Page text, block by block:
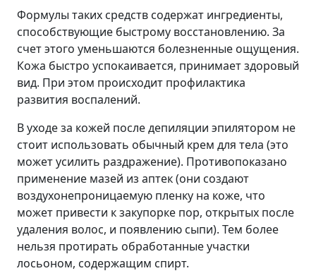
Формулы таких средств содержат ингредиенты,
способствующие быстрому восстановлению. За
счет этого уменьшаются болезненные ощущения.
Кожа быстро успокаивается, принимает здоровый
вид. При этом происходит профилактика
развития воспалений.
В уходе за кожей после депиляции эпилятором не
стоит использовать обычный крем для тела (это
может усилить раздражение). Противопоказано
применение мазей из аптек (они создают
воздухонепроницаемую пленку на коже, что
может привести к закупорке пор, открытых после
удаления волос, и появлению сыпи). Тем более
нельзя протирать обработанные участки
лосьоном, содержащим спирт.